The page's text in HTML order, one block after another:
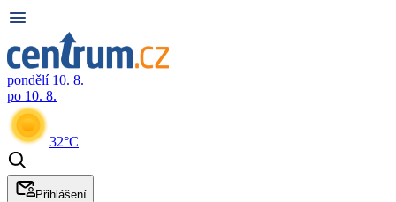
pondělí 10. 8.
po 10. 8.
32°C
Přihlášení